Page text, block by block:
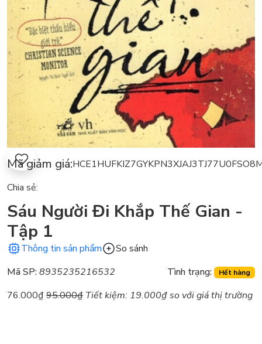
Mã giảm giá:HCE1HUFKIZ7GYKPN3XJAJ3TJ
Chia sẻ:
Sáu Người Đi Khắp Thế Gian -
Tập 1
Thông tin sản phẩm
So sánh
Mã SP:8935235216532 Tình trạng: Hết hàng
76.000₫95.000₫ Tiết kiệm: 19.000₫so với giá thị trường